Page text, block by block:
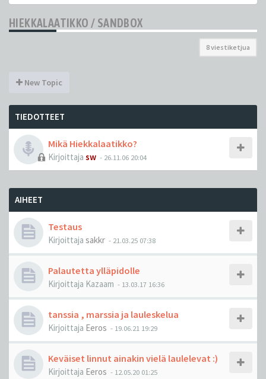
HIEKKALAATIKKO / SANDBOX
8 viestiketjua
New Topic
TIEDOTTEET
Mikä Hiekkalaatikko?
Kirjoittaja sw - 26.11.06 20:04
AIHEET
Testaus
Kirjoittaja sakkr - 21.03.25 07:38
Palautetta ylläpidolle
Kirjoittaja Kazaam - 13.03.17 16:36
tanssia , marssia ja lauleskelua
Kirjoittaja Eeros - 19.06.21 19:29
Keväiset linnut ainakin vielä laulelevat :)
Kirjoittaja Eeros - 12.05.20 01:25